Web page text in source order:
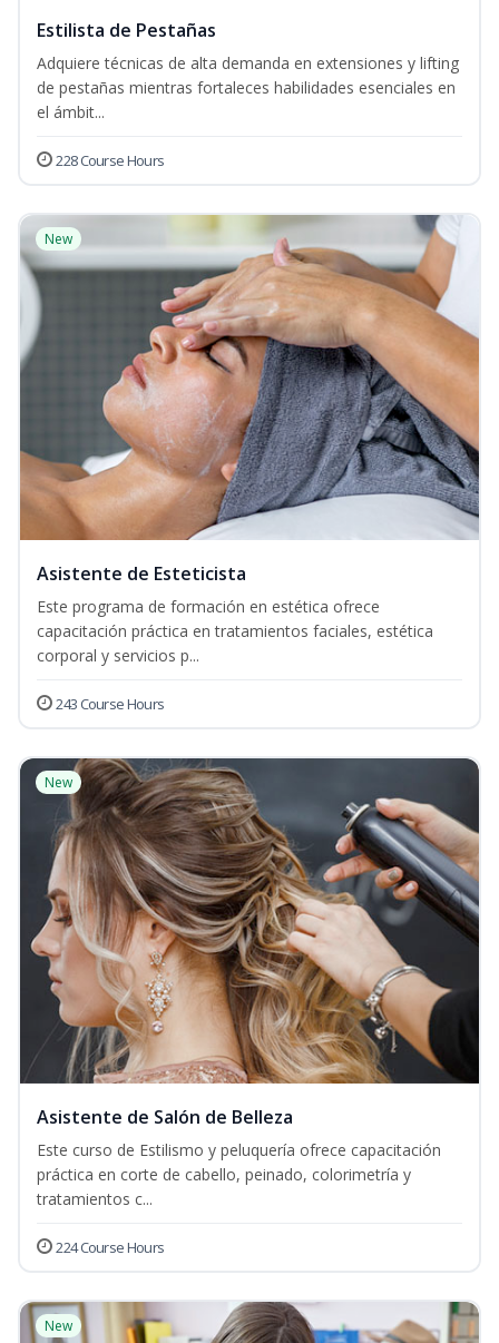
Estilista de Pestañas
Adquiere técnicas de alta demanda en extensiones y lifting
de pestañas mientras fortaleces habilidades esenciales en
el ámbit...
228 Course Hours
New
Asistente de Esteticista
Este programa de formación en estética ofrece
capacitación práctica en tratamientos faciales, estética
corporal y servicios p...
243 Course Hours
New
Asistente de Salón de Belleza
Este curso de Estilismo y peluquería ofrece capacitación
práctica en corte de cabello, peinado, colorimetría y
tratamientos c...
224 Course Hours
New